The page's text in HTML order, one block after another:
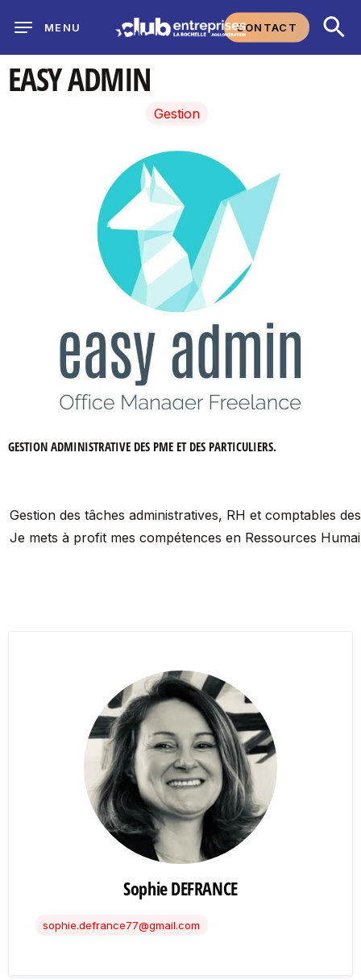
main
content
CONTACT
MENU
EASY ADMIN
Gestion
GESTION ADMINISTRATIVE DES PME ET DES PARTICULIERS.
Gestion des tâches administratives, RH et comptables
Je mets à profit mes compétences en Ressources
Sophie DEFRANCE
sophie.defrance77@gmail.com